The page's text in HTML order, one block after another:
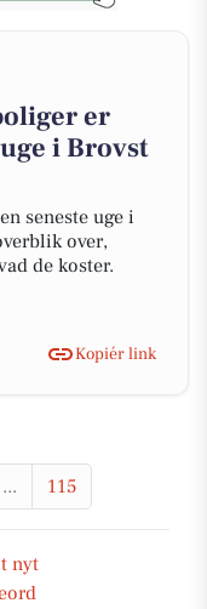
er
i Brovst
seneste uge i
over,
de koster.
Kopiér link
... 115
nyt